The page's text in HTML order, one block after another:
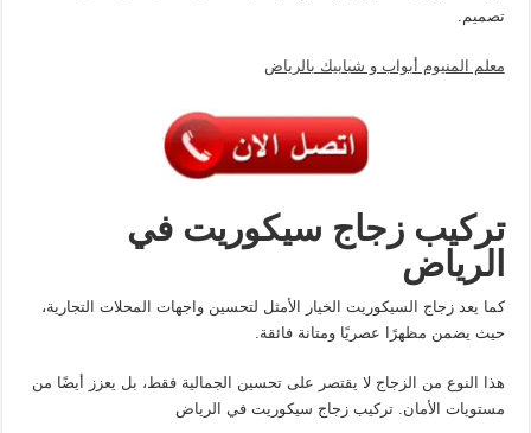
تصميم.
معلم المنيوم أبواب و شبابيك بالرياض
تركيب زجاج سيكوريت في
الرياض
كما يعد زجاج السيكوريت الخيار الأمثل لتحسين واجهات المحلات التجارية،
حيث يضمن مظهرًا عصريًا ومتانة فائقة.
هذا النوع من الزجاج لا يقتصر على تحسين الجمالية فقط، بل يعزز أيضًا من
مستويات الأمان. تركيب زجاج سيكوريت في الرياض